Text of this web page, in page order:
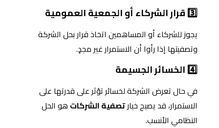
3️⃣ قرار الشركاء أو الجمعية العمومية
يجوز للشركاء أو المساهمين اتخاذ قرار بحل الشركة
وتصفيتها إذا رأوا أن الاستمرار غير مجدٍ.
4️⃣ الخسائر الجسيمة
في حال تعرض الشركة لخسائر تؤثر على قدرتها على
الاستمرار، قد يصبح خيارتصفية الشركات هو الحل
النظامي الأنسب.